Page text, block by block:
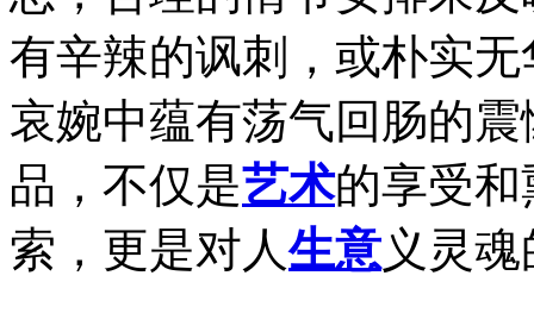
有辛辣的讽刺，或朴实
哀婉中蕴有荡气回肠的
品，不仅是艺术的享受
索，更是对人生意义灵